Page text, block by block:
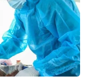
Nam đến tiếp lửa
trong trận đấu
Đình, tại vòng loại
Á.